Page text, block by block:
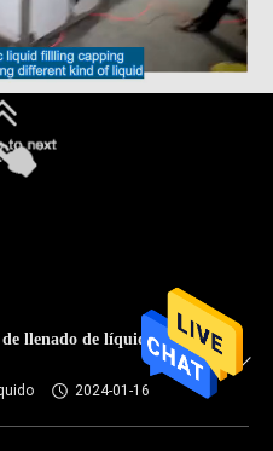
llenado de líquido 4
2024-01-16